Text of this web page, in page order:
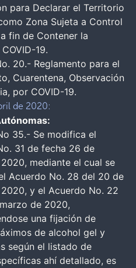
para Declarar el Territorio
Zona Sujeta a Control
fin de Contener la
19.
20.- Reglamento para el
Cuarentena, Observación
por COVID-19.
de 2020:
35.- Se modifica el
31 de fecha 26 de
mediante el cual se
Acuerdo No. 28 del 20 de
y el Acuerdo No. 22
de 2020,
una fijación de
de alcohol gel y
según el listado de
ahí detallado, es